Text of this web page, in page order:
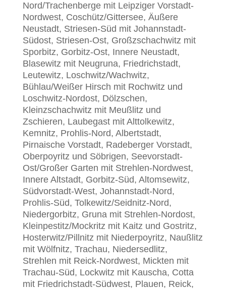
Nord/Trachenberge mit Leipziger Vorstadt-
Nordwest, Coschütz/Gittersee, Äußere
Neustadt, Striesen-Süd mit Johannstadt-
Südost, Striesen-Ost, Großzschachwitz mit
Sporbitz, Gorbitz-Ost, Innere Neustadt,
Blasewitz mit Neugruna, Friedrichstadt,
Leutewitz, Loschwitz/Wachwitz,
Bühlau/Weißer Hirsch mit Rochwitz und
Loschwitz-Nordost, Dölzschen,
Kleinzschachwitz mit Meußlitz und
Zschieren, Laubegast mit Alttolkewitz,
Kemnitz, Prohlis-Nord, Albertstadt,
Pirnaische Vorstadt, Radeberger Vorstadt,
Oberpoyritz und Söbrigen, Seevorstadt-
Ost/Großer Garten mit Strehlen-Nordwest,
Innere Altstadt, Gorbitz-Süd, Altomsewitz,
Südvorstadt-West, Johannstadt-Nord,
Prohlis-Süd, Tolkewitz/Seidnitz-Nord,
Niedergorbitz, Gruna mit Strehlen-Nordost,
Kleinpestitz/Mockritz mit Kaitz und Gostritz,
Hosterwitz/Pillnitz mit Niederpoyritz, Naußlitz
mit Wölfnitz, Trachau, Niedersedlitz,
Strehlen mit Reick-Nordwest, Mickten mit
Trachau-Süd, Lockwitz mit Kauscha, Cotta
mit Friedrichstadt-Südwest, Plauen, Reick,